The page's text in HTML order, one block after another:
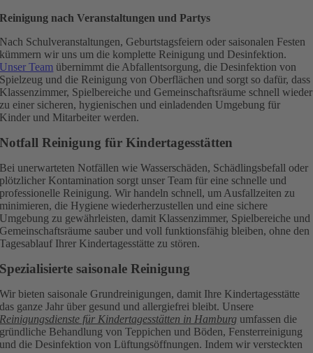
Reinigung nach Veranstaltungen und Partys
Nach Schulveranstaltungen, Geburtstagsfeiern oder saisonalen Festen
kümmern wir uns um die komplette Reinigung und Desinfektion.
Unser Team übernimmt die Abfallentsorgung, die Desinfektion von
Spielzeug und die Reinigung von Oberflächen und sorgt so dafür, dass
Klassenzimmer, Spielbereiche und Gemeinschaftsräume schnell wieder
zu einer sicheren, hygienischen und einladenden Umgebung für
Kinder und Mitarbeiter werden.
Notfall Reinigung für Kindertagesstätten
Bei unerwarteten Notfällen wie Wasserschäden, Schädlingsbefall oder
plötzlicher Kontamination sorgt unser Team für eine schnelle und
professionelle Reinigung. Wir handeln schnell, um Ausfallzeiten zu
minimieren, die Hygiene wiederherzustellen und eine sichere
Umgebung zu gewährleisten, damit Klassenzimmer, Spielbereiche und
Gemeinschaftsräume sauber und voll funktionsfähig bleiben, ohne den
Tagesablauf Ihrer Kindertagesstätte zu stören.
Spezialisierte saisonale Reinigung
Wir bieten saisonale Grundreinigungen, damit Ihre Kindertagesstätte
das ganze Jahr über gesund und allergiefrei bleibt. Unsere
Reinigungsdienste für Kindertagesstätten in Hamburg umfassen die
gründliche Behandlung von Teppichen und Böden, Fensterreinigung
und die Desinfektion von Lüftungsöffnungen. Indem wir versteckten